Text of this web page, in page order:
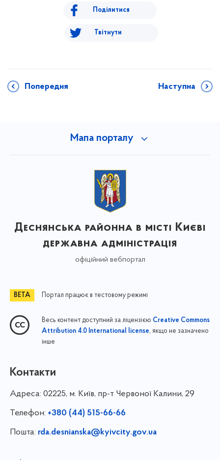
Поділитися
Твітнути
Попередня Наступна
Мапа порталу
Деснянська районна в місті Києві
державна адміністрація
офіційний вебпортал
Портал працює в тестовому режимі
Весь контент доступний за ліцензією Creative Commons
Attribution 4.0 International license, якщо не зазначено
інше
Контакти
Адреса: 02225, м. Київ, пр-т Червоної Калини, 29
Телефон: +380 (44) 515-66-66
Пошта: rda.desnianska@kyivcity.gov.ua